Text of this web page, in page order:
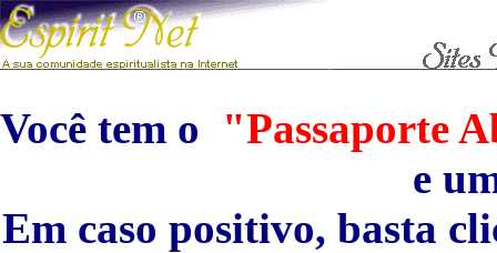
Você tem o "Passaporte
e
Em caso positivo, basta